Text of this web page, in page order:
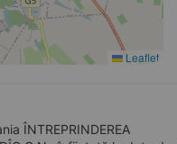
Leaflet
ÎNTREPRINDEREA